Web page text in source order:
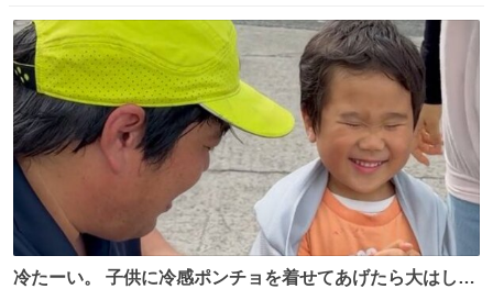
が知る香水よりも単純な組成で、その大部分は薔薇、菫、
ベルガモット、
ト
数
数
冷たーい。 子供に冷感ポンチョを着せてあげたら大はしゃ